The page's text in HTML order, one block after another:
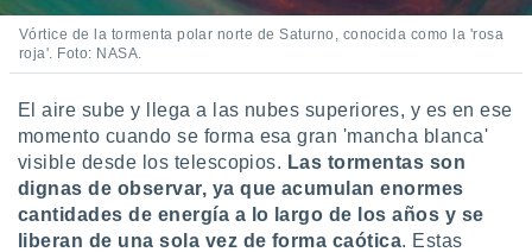
Vórtice de la tormenta polar norte de Saturno, conocida como la 'rosa
roja'. Foto: NASA.
El aire sube y llega a las nubes superiores, y es en ese
momento cuando se forma esa gran 'mancha blanca'
visible desde los telescopios. Las tormentas son
dignas de observar, ya que acumulan enormes
cantidades de energía a lo largo de los años y se
liberan de una sola vez de forma caótica. Estas